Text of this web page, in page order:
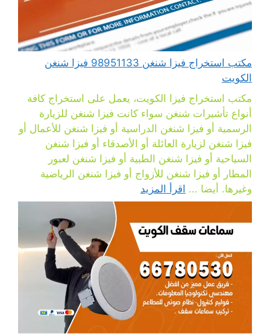
مكتب استخراج فيزا شنغن 98951133 فيزا شنغن
الكويت
مكتب استخراج فيزا الكويت، يعمل على استخراج كافة
أنواع تأشيرات شنغن سواء كانت فيزا شنغن للزيارة
الرسمية أو فيزا شنغن الدراسية أو فيزا شنغن للأعمال أو
فيزا شنغن لزيارة العائلة أو الأصدقاء أو فيزا شنغن
السياحية أو فيزا شنغن الطبية أو فيزا شنغن لعبور
المطار أو فيزا شنغن للأزواج أو فيزا شنغن الرياضية
وغيرها. أيضا ... اقرأ المزيد